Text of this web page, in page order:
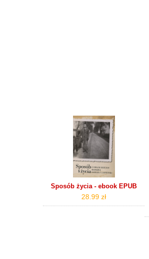
Sposób życia - ebook EPUB
28.99 zł